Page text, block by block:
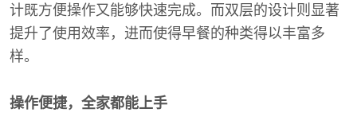
计既方便操作又能够快速完成。而双层的设计则显著
提升了使用效率，进而使得早餐的种类得以丰富多
样。
操作便捷，全家都能上手